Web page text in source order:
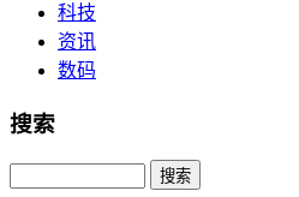
科技
资讯
数码
搜索
Search